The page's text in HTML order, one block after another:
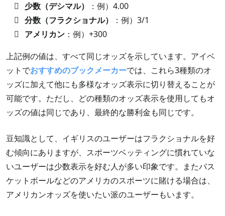
少数（デシマル）
：例）4.00
分数（フラクショナル）
：例）3/1
アメリカン：例）+300
上記例の値は、すべて同じオッズを示しています。アイベ
ットでおすすめのブックメーカーでは、これら3種類のオ
ッズに加えて他にも多様なオッズ表示に切り替えることが
可能です。ただし、どの種類のオッズ表示を使用してもオ
ッズの値は同じであり、最終的な勝利金も同じです。
豆知識として、イギリスのユーザーはフラクショナルを好
む傾向にありますが、スポーツベッティングに慣れていな
いユーザーは少数表示を好む人が多い印象です。またバス
ケットボールなどのアメリカのスポーツに賭ける場合は、
アメリカンオッズを使いたい派のユーザーもいます。